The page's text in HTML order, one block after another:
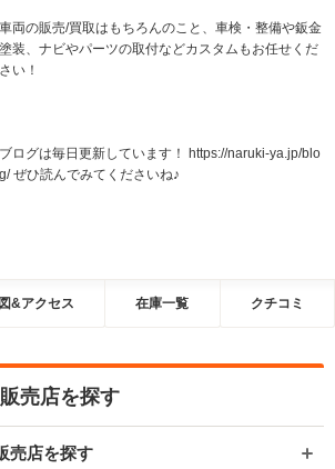
車両の販売/買取はもちろんのこと、車検・整備や鈑金
塗装、ナビやパーツの取付などカスタムもお任せくだ
さい！
ブログは毎日更新しています！ https://naruki-ya.jp/blo
g/ ぜひ読んでみてくださいね♪
&アクセス 在庫一覧 クチコミ
売店を探す
売店を探す